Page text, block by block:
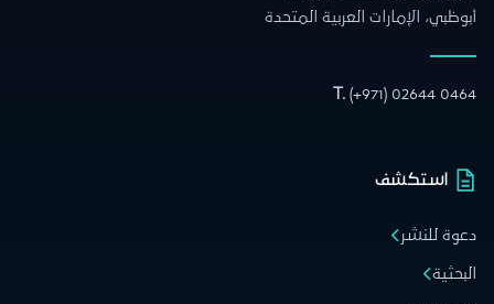
أبوظبي، الإمارات العربية المتحدة
T. (+971) 02644 0464
استكشف
دعوة للنشر
البحثية